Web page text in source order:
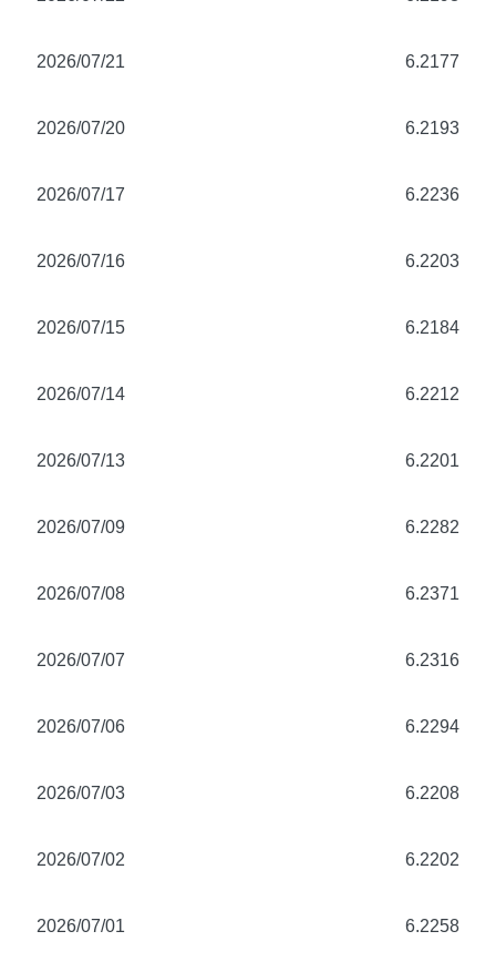
2026/07/21 6.2177
2026/07/20 6.2193
2026/07/17 6.2236
2026/07/16 6.2203
2026/07/15 6.2184
2026/07/14 6.2212
2026/07/13 6.2201
2026/07/09 6.2282
2026/07/08 6.2371
2026/07/07 6.2316
2026/07/06 6.2294
2026/07/03 6.2208
2026/07/02 6.2202
2026/07/01 6.2258